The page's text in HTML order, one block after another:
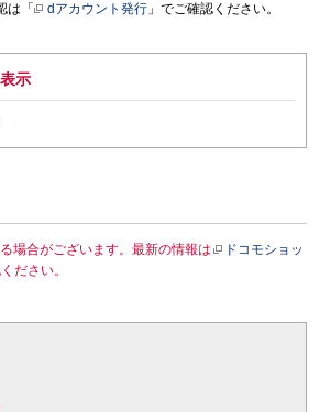
は「
dアカウント発行 」でご確認ください。
示
場合がございます。最新の情報は
ドコモショッ
ださい。